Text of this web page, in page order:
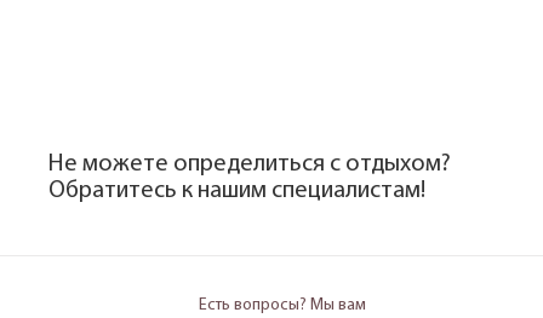
Не можете определиться с отдыхом?
Обратитесь к нашим специалистам!
Есть вопросы? Мы вам